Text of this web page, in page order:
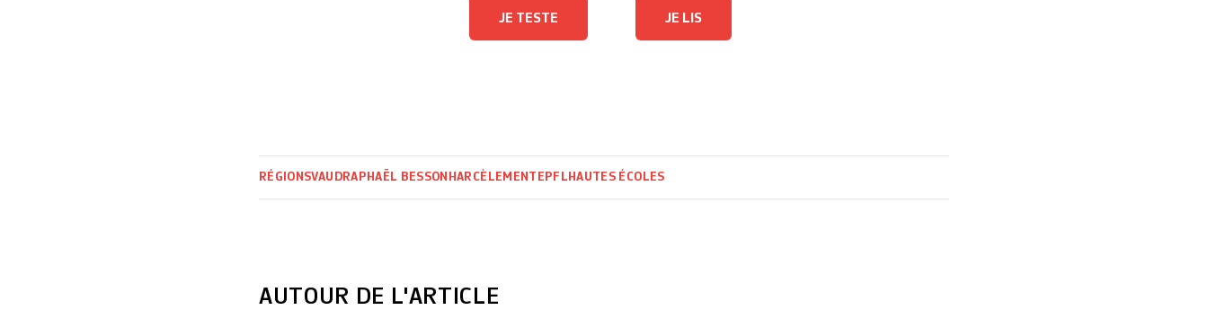
JE TESTE JE LIS
RÉGIONSVAUDRAPHAËL BESSON HARCÈLEMENT EPFL HAUTES ÉCOLES
AUTOUR DE L'ARTICLE